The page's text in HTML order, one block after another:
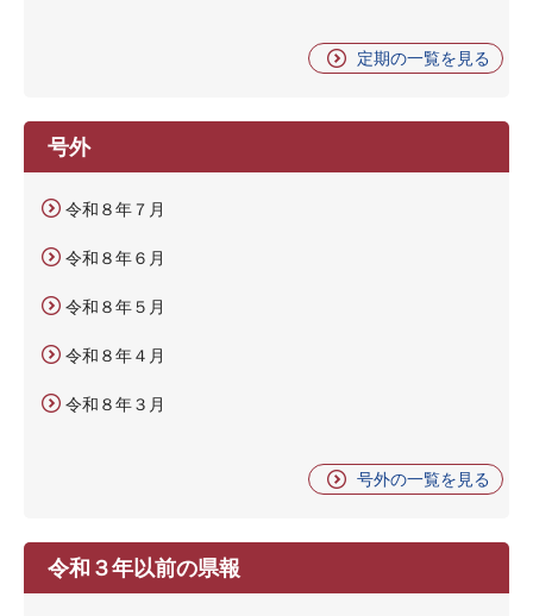
定期の一覧を見る
号外
令和８年７月
令和８年６月
令和８年５月
令和８年４月
令和８年３月
号外の一覧を見る
令和３年以前の県報